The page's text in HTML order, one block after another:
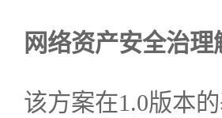
网络资产安全治理
该方案在1.0版本